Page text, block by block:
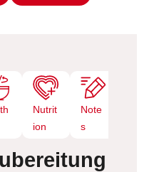
Nutrit
ion
Note
s